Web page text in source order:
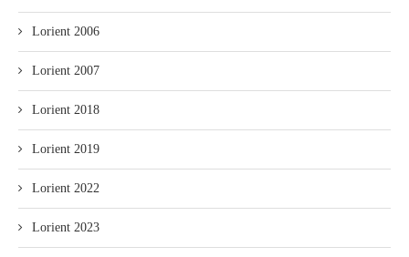
Lorient 2006
Lorient 2007
Lorient 2018
Lorient 2019
Lorient 2022
Lorient 2023